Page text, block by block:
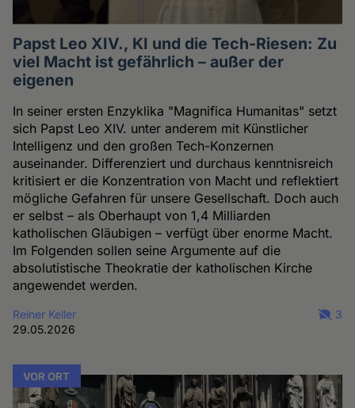
Papst Leo XIV., KI und die Tech-Riesen: Zu
viel Macht ist gefährlich – außer der
eigenen
In seiner ersten Enzyklika "Magnifica Humanitas" setzt
sich Papst Leo XIV. unter anderem mit Künstlicher
Intelligenz und den großen Tech-Konzernen
auseinander. Differenziert und durchaus kenntnisreich
kritisiert er die Konzentration von Macht und reflektiert
mögliche Gefahren für unsere Gesellschaft. Doch auch
er selbst – als Oberhaupt von 1,4 Milliarden
katholischen Gläubigen – verfügt über enorme Macht.
Im Folgenden sollen seine Argumente auf die
absolutistische Theokratie der katholischen Kirche
angewendet werden.
Reiner Keller
29.05.2026
3
VOR ORT